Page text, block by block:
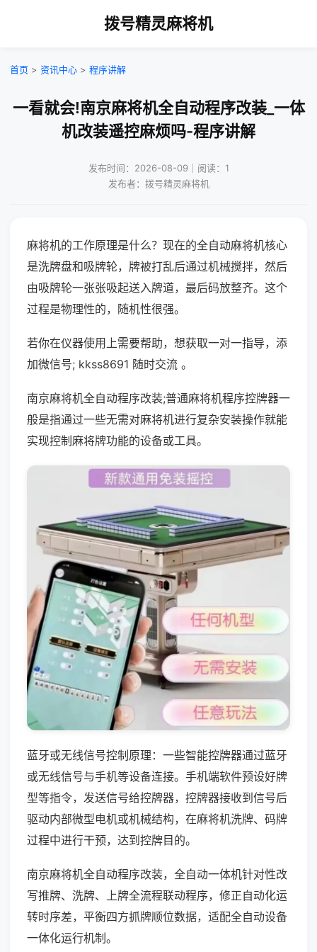
拨号精灵麻将机
首页 > 资讯中心 > 程序讲解
一看就会!南京麻将机全自动程序改装_一体
机改装遥控麻烦吗-程序讲解
发布时间：2026-08-09｜阅读：1
发布者：拨号精灵麻将机
麻将机的工作原理是什么？现在的全自动麻将机核心
是洗牌盘和吸牌轮，牌被打乱后通过机械搅拌，然后
由吸牌轮一张张吸起送入牌道，最后码放整齐。这个
过程是物理性的，随机性很强。
若你在仪器使用上需要帮助，想获取一对一指导，添
加微信号; kkss8691 随时交流 。
南京麻将机全自动程序改装;普通麻将机程序控牌器一
般是指通过一些无需对麻将机进行复杂安装操作就能
实现控制麻将牌功能的设备或工具。
蓝牙或无线信号控制原理：一些智能控牌器通过蓝牙
或无线信号与手机等设备连接。手机端软件预设好牌
型等指令，发送信号给控牌器，控牌器接收到信号后
驱动内部微型电机或机械结构，在麻将机洗牌、码牌
过程中进行干预，达到控牌目的。
南京麻将机全自动程序改装，全自动一体机针对性改
写推牌、洗牌、上牌全流程联动程序，修正自动化运
转时序差，平衡四方抓牌顺位数据，适配全自动设备
一体化运行机制。